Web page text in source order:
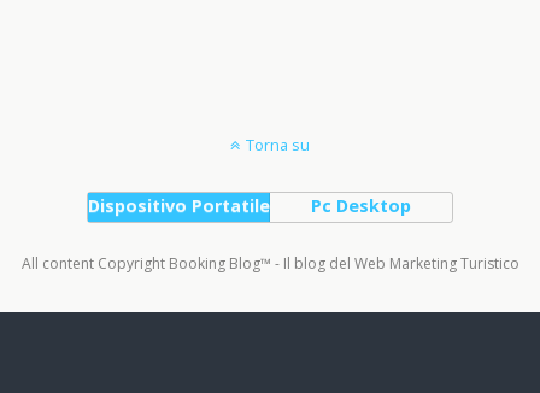
Torna su
Dispositivo Portatile Pc Desktop
All content Copyright Booking Blog™ - Il blog del Web Marketing Turistico